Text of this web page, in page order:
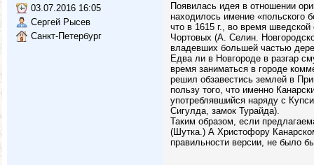
03.07.2016 16:05
Сергей Рысев
Санкт-Петербург
Появилась идея в отношении
находилось имение «польского
что в 1615 г., во время
Чортовых (А. Селин.
владевших большей частью
Едва ли в Новгороде в разгар
время заниматься в городе
решил обзавестись землей в
пользу того, что именно
употреблявшийся наряду с
Сигулда, замок Турайда).
Таким образом, если
(Шутка.) А Христофору
правильности версии, не было